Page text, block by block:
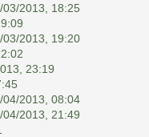
2013, 18:25
2013, 19:20
23:19
2013, 08:04
2013, 21:49